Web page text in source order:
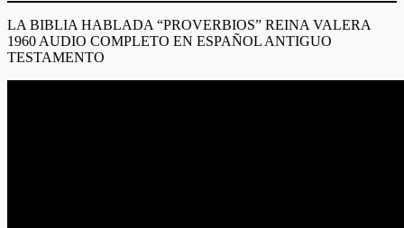
LA BIBLIA HABLADA “PROVERBIOS” REINA VALERA
1960 AUDIO COMPLETO EN ESPAÑOL ANTIGUO
TESTAMENTO